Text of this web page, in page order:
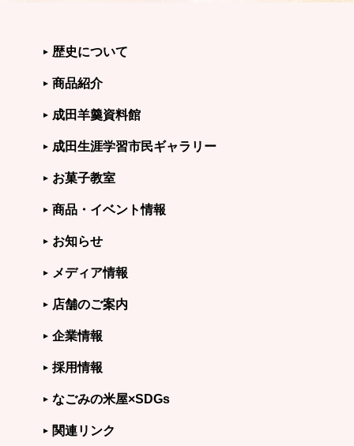
歴史について
商品紹介
成田羊羹資料館
成田生涯学習市民ギャラリー
お菓子教室
商品・イベント情報
お知らせ
メディア情報
店舗のご案内
企業情報
採用情報
なごみの米屋×SDGs
関連リンク